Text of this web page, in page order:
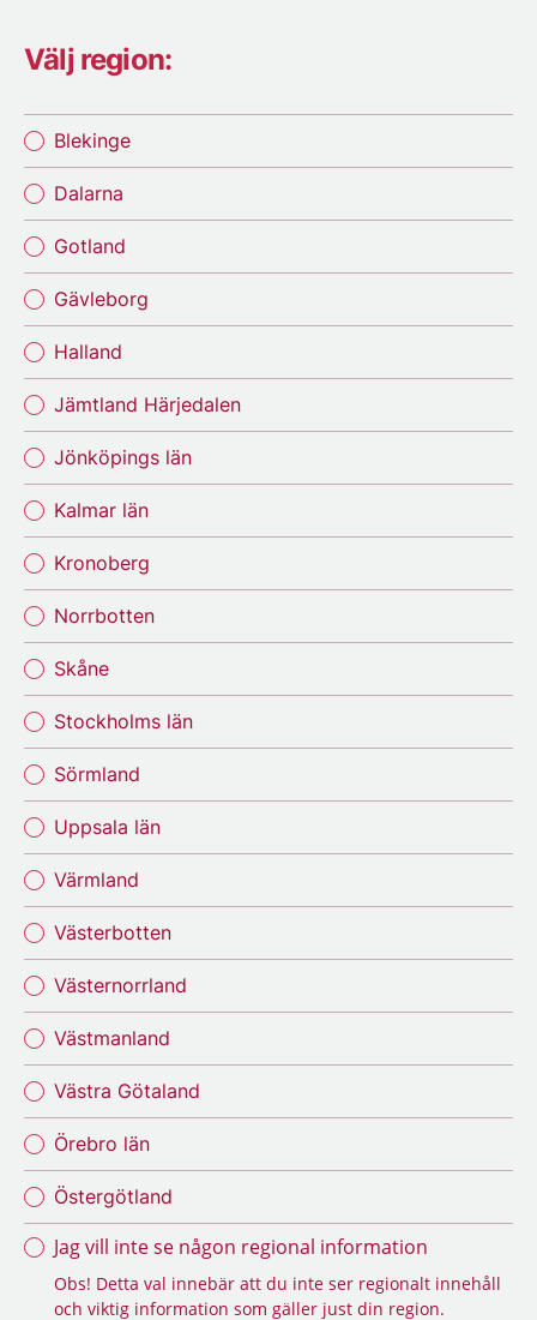
Välj region:
Blekinge
Dalarna
Gotland
Gävleborg
Halland
Jämtland Härjedalen
Jönköpings län
Kalmar län
Kronoberg
Norrbotten
Skåne
Stockholms län
Sörmland
Uppsala län
Värmland
Västerbotten
Västernorrland
Västmanland
Västra Götaland
Örebro län
Östergötland
Jag vill inte se någon regional information
Obs! Detta val innebär att du inte ser regionalt innehåll
och viktig information som gäller just din region.